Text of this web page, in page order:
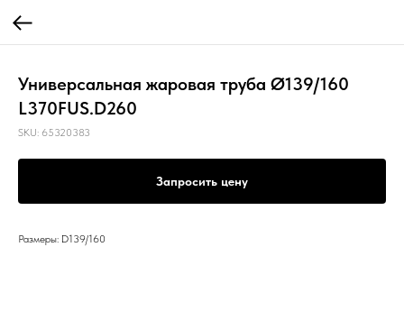
Универсальная жаровая труба Ø139/160
L370FUS.D260
SKU: 65320383
Запросить цену
Размеры: D139/160